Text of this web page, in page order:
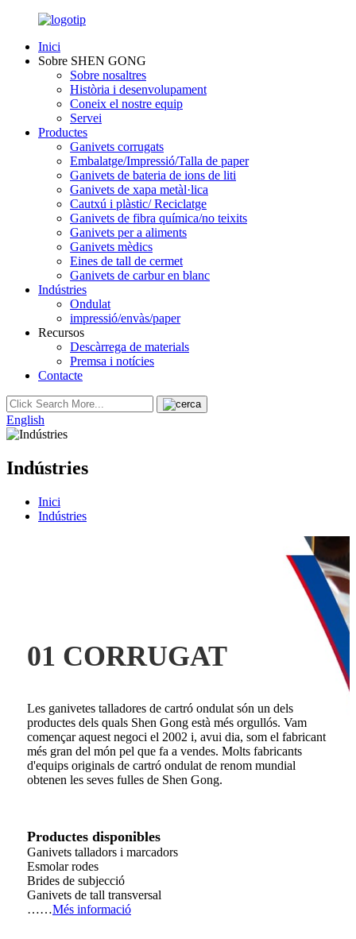
Inici
Sobre SHEN GONG
Sobre nosaltres
Història i desenvolupament
Coneix el nostre equip
Servei
Productes
Ganivets corrugats
Embalatge/Impressió/Talla de paper
Ganivets de bateria de ions de liti
Ganivets de xapa metàl·lica
Cautxú i plàstic/ Reciclatge
Ganivets de fibra química/no teixits
Ganivets per a aliments
Ganivets mèdics
Eines de tall de cermet
Ganivets de carbur en blanc
Indústries
Ondulat
impressió/envàs/paper
Recursos
Descàrrega de materials
Premsa i notícies
Contacte
English
Indústries
Inici
Indústries
01 CORRUGAT
Les ganivetes talladores de cartró ondulat són un dels
productes dels quals Shen Gong està més orgullós. Vam
començar aquest negoci el 2002 i, avui dia, som el fabricant
més gran del món pel que fa a vendes. Molts fabricants
d'equips originals de cartró ondulat de renom mundial
obtenen les seves fulles de Shen Gong.
Productes disponibles
Ganivets talladors i marcadors
Esmolar rodes
Brides de subjecció
Ganivets de tall transversal
……Més informació